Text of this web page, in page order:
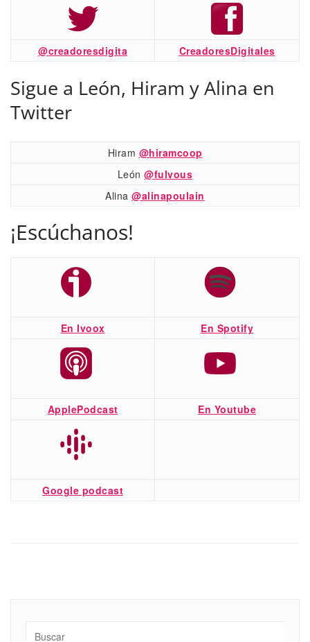
@creadoresdigita CreadoresDigitales
Sigue a León, Hiram y Alina en
Twitter
Hiram @hiramcoop
León@fulvous
Alina@alinapoulain
¡Escúchanos!
En Ivoox En Spotify
ApplePodcast En Youtube
Google podcast